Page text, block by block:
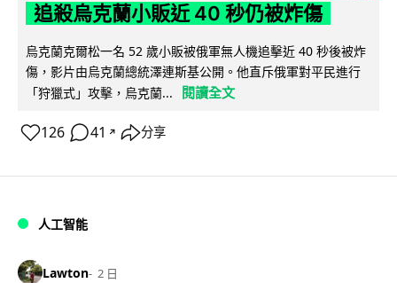
追殺烏克蘭小販近 40 秒仍被炸傷
烏克蘭克爾松一名 52 歲小販被俄軍無人機追擊近 40 秒後被炸
傷，影片由烏克蘭總統澤連斯基公開。他直斥俄軍對平民進行
「狩獵式」攻擊，烏克蘭...
閱讀全文
126 41 ↗ 分享
人工智能
Lawton 2 日